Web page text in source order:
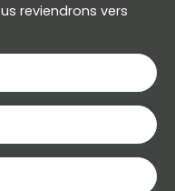
reviendrons vers